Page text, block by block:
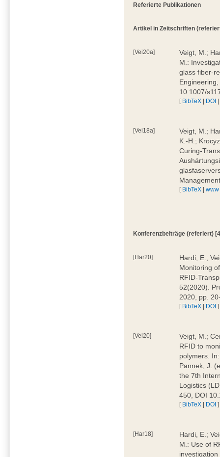
Referierte Publikationen
Artikel in Zeitschriften
[Vei20a]
Veigt, M.;
M.:
glass
10.1007/
[ BibTeX | DOI
[Vei18a]
Veigt, M.;
K.-H.;
Curing-
[ BibTeX |www
Konferenzbeiträge (referiert)
[Har20]
Hardi, E.;
Monitoring
RFID-
52(2020).
2020, pp.
[ BibTeX | DOI ]
[Vei20]
Veigt, M.;
RFID to
polymers.
Pannek, J.
the 7th
Logistics
450, DOI
[ BibTeX | DOI ]
[Har18]
Hardi, E.;
M.: Use of